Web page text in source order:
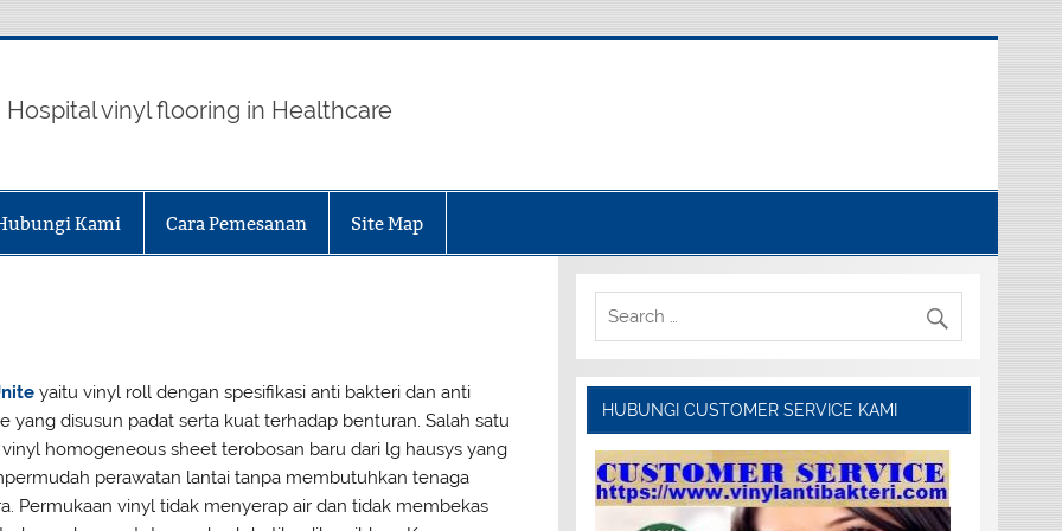
Hospital vinyl flooring in Healthcare
Kami Cara Pemesanan Site Map
yaitu vinyl roll dengan spesifikasi anti bakteri dan anti
yang disusun padat serta kuat terhadap benturan. Salah satu
vinyl homogeneous sheet terobosan baru dari lg hausys yang
perawatan lantai tanpa membutuhkan tenaga
Permukaan vinyl tidak menyerap air dan tidak membekas
HUBUNGI CUSTOMER SERVICE KAMI